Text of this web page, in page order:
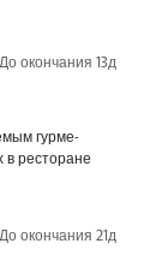
До окончания13д
гурме-
в ресторане
До окончания21д